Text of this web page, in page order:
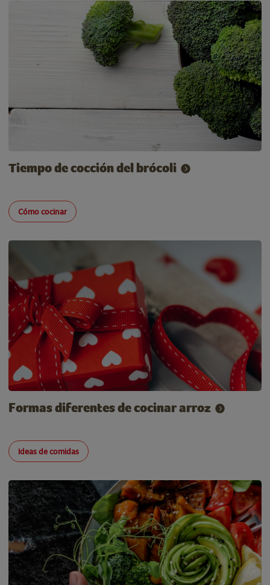
Tiempo de cocción del brócoli
Cómo cocinar
Formas diferentes de cocinar arroz
Ideas de comidas